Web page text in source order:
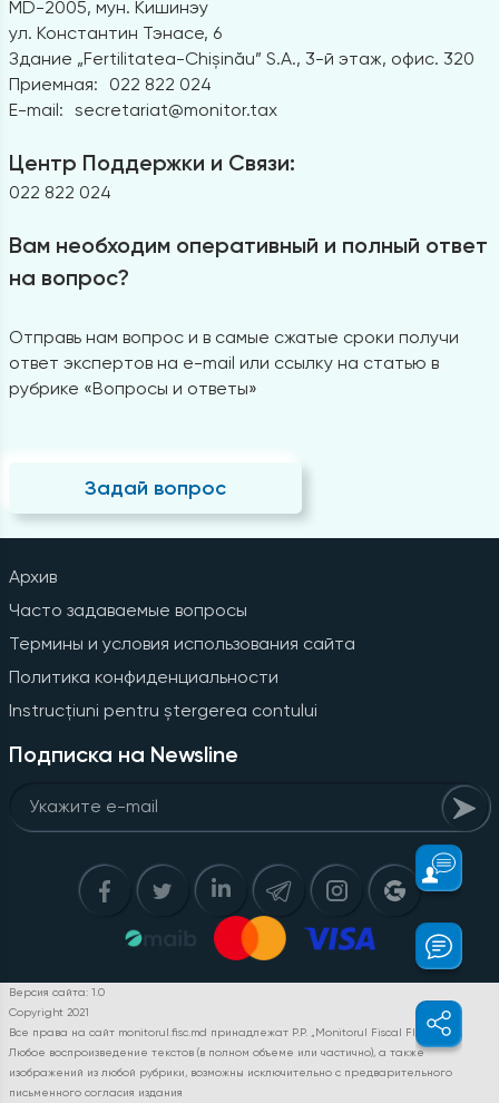
MD-2005, мун. Кишинэу
ул. Константин Тэнасе, 6
Здание „Fertilitatea-Chișinău” S.A., 3-й этаж, офис. 320
Приемная:
022 822 024
E-mail: secretariat@monitor.tax
Центр Поддержки и Связи:
022 822 024
Вам необходим оперативный и полный ответ
на вопрос?
Отправь нам вопрос и в самые сжатые сроки получи
ответ экспертов на e-mail или ссылку на статью в
рубрике «Вопросы и ответы»
Задай вопрос
Архив
Часто задаваемые вопросы
Термины и условия использования сайта
Политика конфиденциальности
Instrucțiuni pentru ștergerea contului
Подписка на Newsline
Версия сайта: 1.0
Copyright 2021
Все права на сайт monitorul.fisc.md принадлежат P.P. „Monitorul Fiscal FISC.MD”.
Любое воспроизведение текстов (в полном объеме или частично), а также
изображений из любой рубрики, возможны исключительно с предварительного
письменного согласия издания